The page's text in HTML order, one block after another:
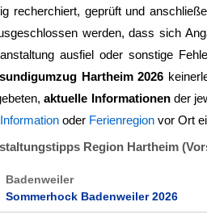
recherchiert, geprüft und
werden, dass sich
ausfiel oder sonstige
Hartheim 2026
aktuelle Informationender
oder Ferienregion vor Ort
Region Hartheim
Badenweiler
Sommerhock Badenweiler 2026